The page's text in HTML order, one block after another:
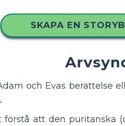
SKAPA EN
och Evas berättelse
att den puritanska